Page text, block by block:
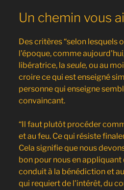
Un chemin vous
Des critères “selon lesquels
l'époque, comme
libératrice, la seule, ou au
croire ce qui est enseigné
personne qui enseigne
convaincant.
“Il faut plutôt procéder
et au feu. Ce qui résiste
Cela signifie que nous
bon pour nous en appliquant
conduit à la bénédiction et
qui requiert de l'intérêt, du